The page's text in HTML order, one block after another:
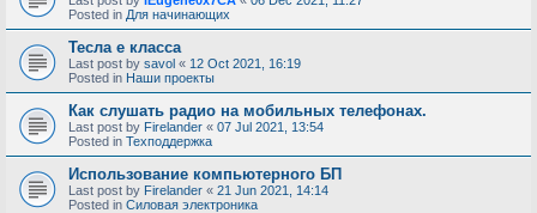
Posted in Для начинающих
Тесла е класса
Last post by savol « 12 Oct 2021, 16:19
Posted in Наши проекты
Как слушать радио на мобильных телефонах.
Last post by Firelander « 07 Jul 2021, 13:54
Posted in Техподдержка
Использование компьютерного БП
Last post by Firelander « 21 Jun 2021, 14:14
Posted in Силовая электроника